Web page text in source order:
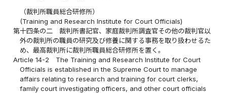
（裁判所職員総合研修所）
(Training and Research Institute for Court Officials)
第十四条の二
裁判所書記官、家庭裁判所調査官その他の裁判官以
外の裁判所の職員の研究及び修養に関する事務を取り扱わせるた
め、最高裁判所に裁判所職員総合研修所を置く。
Article 14-2
The Training and Research Institute for Court
Officials is established in the Supreme Court to manage
affairs relating to research and training for court clerks,
family court investigating officers, and other court officials